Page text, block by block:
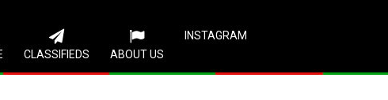
CLASSIFIEDS ABOUT US
INSTAGRAM